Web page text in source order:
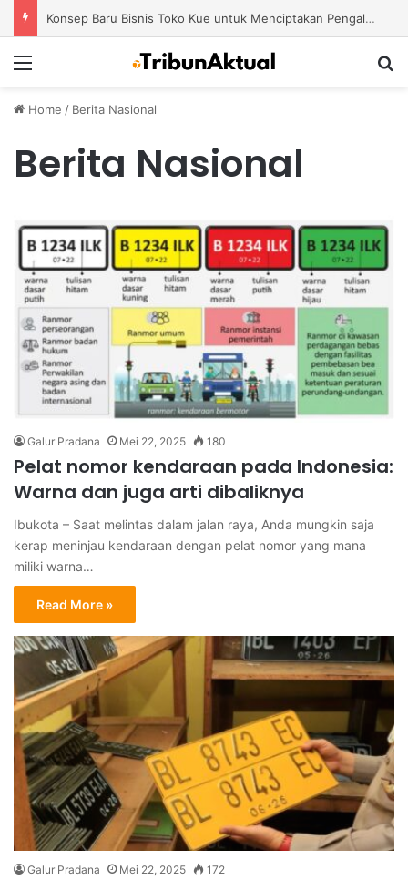
Tren Bisnis Online Course Platform dengan Model Pembelajaran Modern yang Semakin Diminati
Home / Berita Nasional
Berita Nasional
Galur Pradana Mei 22, 2025 180
Pelat nomor kendaraan pada Indonesia:
Warna dan juga arti dibaliknya
Ibukota – Saat melintas dalam jalan raya, Anda mungkin saja
kerap meninjau kendaraan dengan pelat nomor yang mana
miliki warna…
Read More »
Galur Pradana Mei 22, 2025 172